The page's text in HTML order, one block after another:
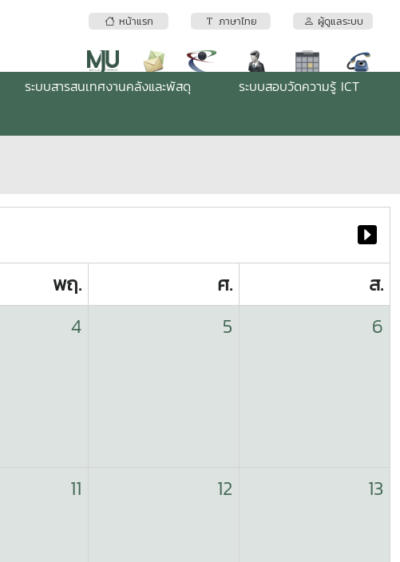
หน้าแรก ภาษาไทย ผู้ดูแลระบบ
ระบบสารสนเทศงานคลังและพัสดุ
ระบบสอบวัดความรู้ ICT
พฤ. ศ.
ส.
4 5 6
11 12 13